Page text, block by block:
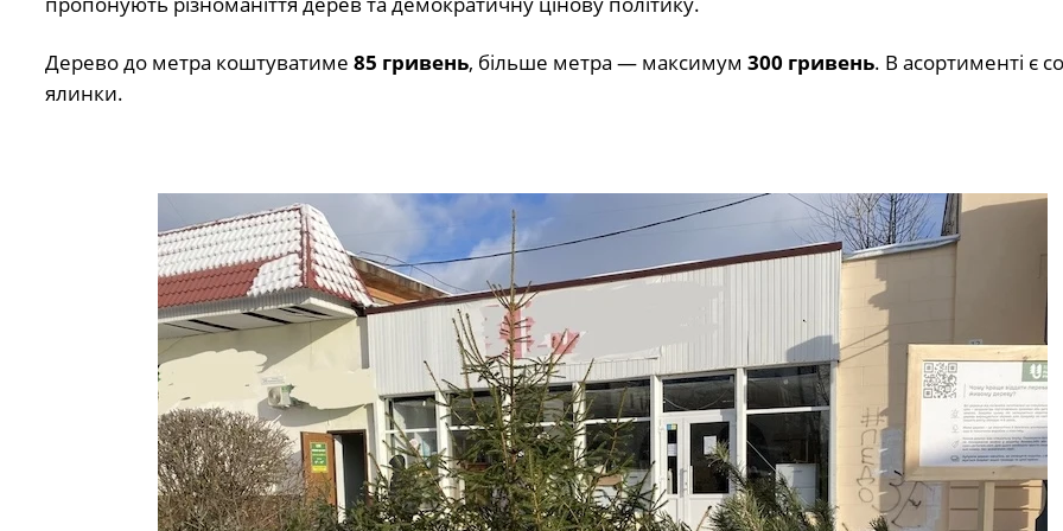
Дерево до метра коштуватиме 85 гривень, більше метра — максимум 300 гривень. В асортименті є
ялинки.